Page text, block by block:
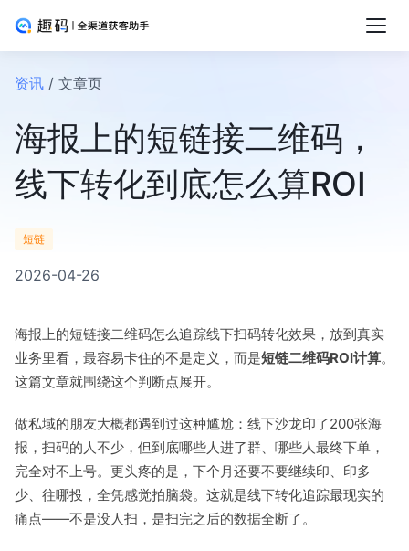
资讯 / 文章页
海报上的短链接二维码，
线下转化到底怎么算ROI
短链
2026-04-26
海报上的短链接二维码怎么追踪线下扫码转化效果，放到真实
业务里看，最容易卡住的不是定义，而是短链二维码ROI计算。
这篇文章就围绕这个判断点展开。
做私域的朋友大概都遇到过这种尴尬：线下沙龙印了200张海
报，扫码的人不少，但到底哪些人进了群、哪些人最终下单，
完全对不上号。更头疼的是，下个月还要不要继续印、印多
少、往哪投，全凭感觉拍脑袋。这就是线下转化追踪最现实的
痛点——不是没人扫，是扫完之后的数据全断了。